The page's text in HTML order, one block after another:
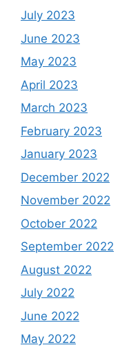
July 2023
June 2023
May 2023
April 2023
March 2023
February 2023
January 2023
December 2022
November 2022
October 2022
September 2022
August 2022
July 2022
June 2022
May 2022